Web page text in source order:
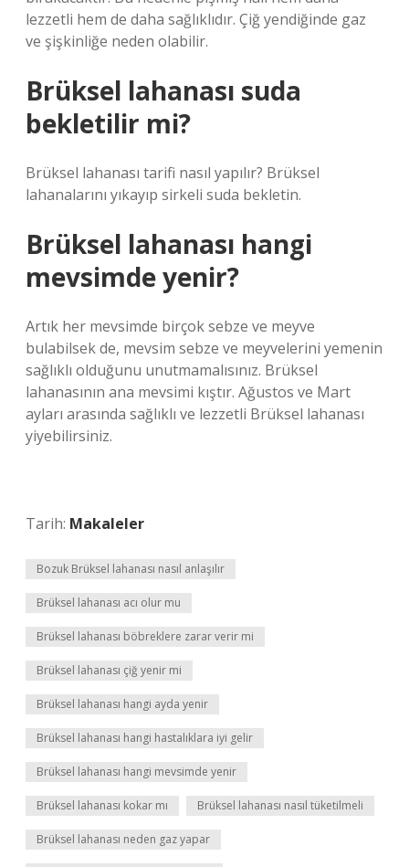
lezzetli hem de daha sağlıklıdır. Çiğ yendiğinde gaz
ve şişkinliğe neden olabilir.
Brüksel lahanası suda
bekletilir mi?
Brüksel lahanası tarifi nasıl yapılır? Brüksel
lahanalarını yıkayıp sirkeli suda bekletin.
Brüksel lahanası hangi
mevsimde yenir?
Artık her mevsimde birçok sebze ve meyve
bulabilsek de, mevsim sebze ve meyvelerini yemenin
sağlıklı olduğunu unutmamalısınız. Brüksel
lahanasının ana mevsimi kıştır. Ağustos ve Mart
ayları arasında sağlıklı ve lezzetli Brüksel lahanası
yiyebilirsiniz.
Tarih: Makaleler
Bozuk Brüksel lahanası nasıl anlaşılır
Brüksel lahanası acı olur mu
Brüksel lahanası böbreklere zarar verir mi
Brüksel lahanası çiğ yenir mi
Brüksel lahanası hangi ayda yenir
Brüksel lahanası hangi hastalıklara iyi gelir
Brüksel lahanası hangi mevsimde yenir
Brüksel lahanası kokar mı Brüksel lahanası nasıl tüketilmeli
Brüksel lahanası neden gaz yapar